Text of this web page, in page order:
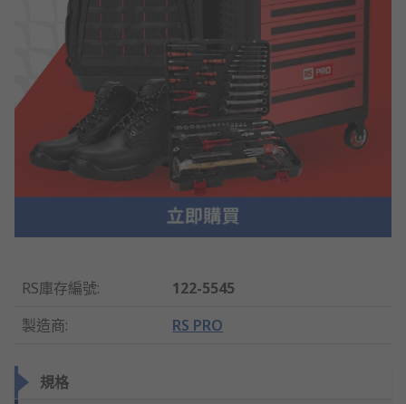
RS庫存編號:
122-5545
製造商: RS PRO
規格